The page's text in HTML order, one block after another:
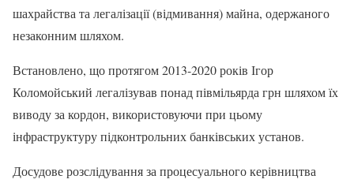
шахрайства та легалізації (відмивання) майна, одержаного
незаконним шляхом.
Встановлено, що протягом 2013-2020 років Ігор
Коломойський легалізував понад півмільярда грн шляхом їх
виводу за кордон, використовуючи при цьому
інфраструктуру підконтрольних банківських установ.
Досудове розслідування за процесуального керівництва